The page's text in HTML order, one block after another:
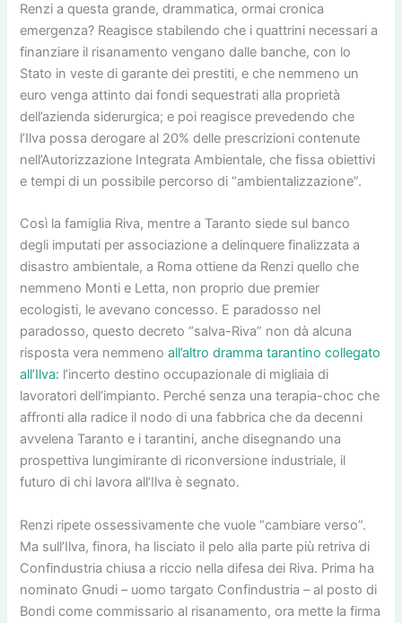
Renzi a questa grande, drammatica, ormai cronica
emergenza? Reagisce stabilendo che i quattrini necessari a
finanziare il risanamento vengano dalle banche, con lo
Stato in veste di garante dei prestiti, e che nemmeno un
euro venga attinto dai fondi sequestrati alla proprietà
dell’azienda siderurgica; e poi reagisce prevedendo che
l’Ilva possa derogare al 20% delle prescrizioni contenute
nell’Autorizzazione Integrata Ambientale, che fissa obiettivi
e tempi di un possibile percorso di “ambientalizzazione”.
Così la famiglia Riva, mentre a Taranto siede sul banco
degli imputati per associazione a delinquere finalizzata a
disastro ambientale, a Roma ottiene da Renzi quello che
nemmeno Monti e Letta, non proprio due premier
ecologisti, le avevano concesso. E paradosso nel
paradosso, questo decreto “salva-Riva” non dà alcuna
risposta vera nemmenoall’altro dramma tarantino collegato
all’Ilva: l’incerto destino occupazionale di migliaia di
lavoratori dell’impianto. Perché senza una terapia-choc che
affronti alla radice il nodo di una fabbrica che da decenni
avvelena Taranto e i tarantini, anche disegnando una
prospettiva lungimirante di riconversione industriale, il
futuro di chi lavora all’Ilva è segnato.
Renzi ripete ossessivamente che vuole “cambiare verso”.
Ma sull’Ilva, finora, ha lisciato il pelo alla parte più retriva di
Confindustria chiusa a riccio nella difesa dei Riva. Prima ha
nominato Gnudi – uomo targato Confindustria – al posto di
Bondi come commissario al risanamento, ora mette la firma